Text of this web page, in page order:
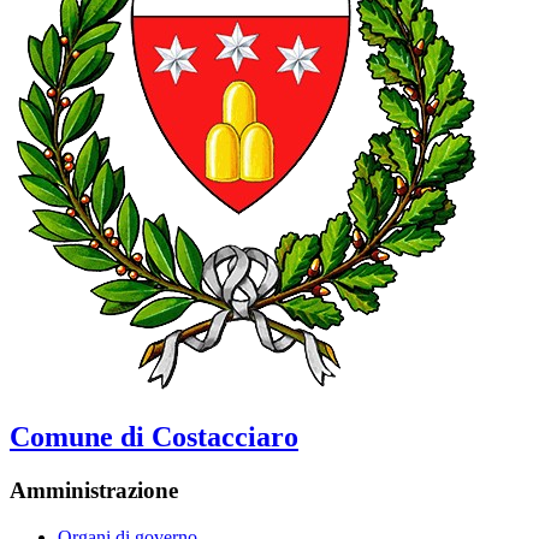
Comune di Costacciaro
Amministrazione